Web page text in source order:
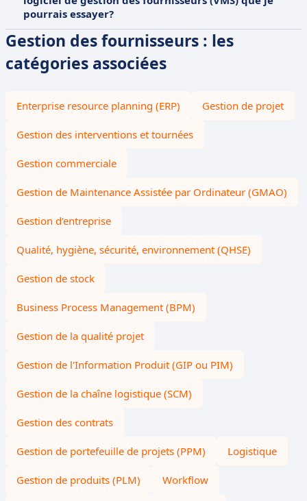
pourrais essayer?
Gestion des fournisseurs : les
catégories associées
Enterprise resource planning (ERP) Gestion de projet
Gestion des interventions et tournées
Gestion commerciale
Gestion de Maintenance Assistée par Ordinateur (GMAO)
Gestion d'entreprise
Qualité, hygiène, sécurité, environnement (QHSE)
Gestion de stock
Business Process Management (BPM)
Gestion de la qualité projet
Gestion de l'Information Produit (GIP ou PIM)
Gestion de la chaîne logistique (SCM)
Gestion des contrats
Gestion de portefeuille de projets (PPM) Logistique
Gestion de produits (PLM) Workflow